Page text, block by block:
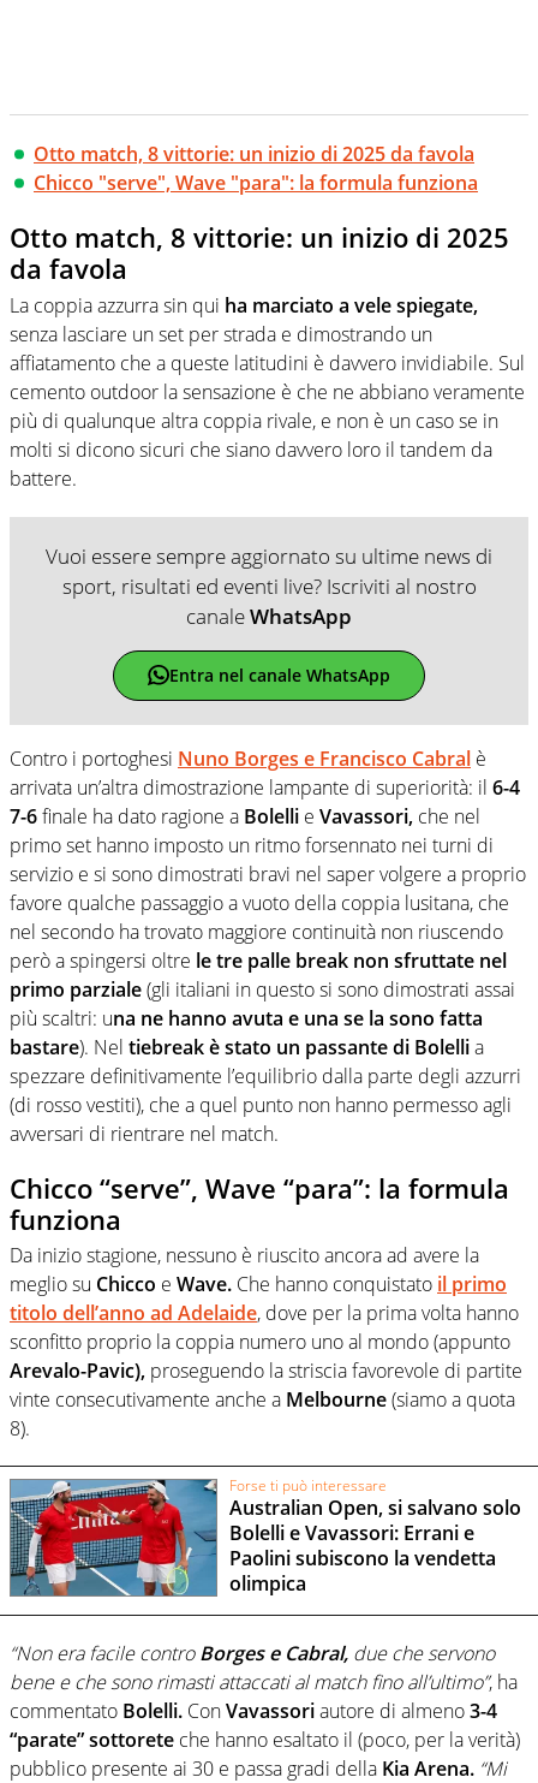
Otto match, 8 vittorie: un inizio di 2025 da favola
Chicco "serve", Wave "para": la formula funziona
Otto match, 8 vittorie: un inizio di 2025
da favola
La coppia azzurra sin qui ha marciato a vele spiegate,
senza lasciare un set per strada e dimostrando un
affiatamento che a queste latitudini è davvero invidiabile. Sul
cemento outdoor la sensazione è che ne abbiano veramente
più di qualunque altra coppia rivale, e non è un caso se in
molti si dicono sicuri che siano davvero loro il tandem da
battere.
Vuoi essere sempre aggiornato su ultime news di
sport, risultati ed eventi live? Iscriviti al nostro
canaleWhatsApp
Entra nel canale WhatsApp
Contro i portoghesi Nuno Borges e Francisco Cabral è
arrivata un’altra dimostrazione lampante di superiorità: il 6-4
7-6finale ha dato ragione a Bolelli e Vavassori, che nel
primo set hanno imposto un ritmo forsennato nei turni di
servizio e si sono dimostrati bravi nel saper volgere a proprio
favore qualche passaggio a vuoto della coppia lusitana, che
nel secondo ha trovato maggiore continuità non riuscendo
però a spingersi oltre le tre palle break non sfruttate nel
primo parziale(gli italiani in questo si sono dimostrati assai
più scaltri: una ne hanno avuta e una se la sono fatta
bastare). Nel tiebreakè stato un passante di Bolellia
spezzare definitivamente l’equilibrio dalla parte degli azzurri
(di rosso vestiti), che a quel punto non hanno permesso agli
avversari di rientrare nel match.
Chicco “serve”, Wave “para”: la formula
funziona
Da inizio stagione, nessuno è riuscito ancora ad avere la
meglio su Chicco e Wave. Che hanno conquistato il primo
titolo dell’anno ad Adelaide, dove per la prima volta hanno
sconfitto proprio la coppia numero uno al mondo (appunto
Arevalo-Pavic), proseguendo la striscia favorevole di partite
vinte consecutivamente anche a Melbourne(siamo a quota
8).
Forse ti può interessare
Australian Open, si salvano solo
Bolelli e Vavassori: Errani e
Paolini subiscono la vendetta
olimpica
“Non era facile controBorges e Cabral, due che servono
bene e che sono rimasti attaccati al match fino all’ultimo”, ha
commentato Bolelli. ConVavassoriautore di almeno3-4
“parate” sottorete che hanno esaltato il (poco, per la verità)
pubblico presente ai 30 e passa gradi della Kia Arena. “Mi